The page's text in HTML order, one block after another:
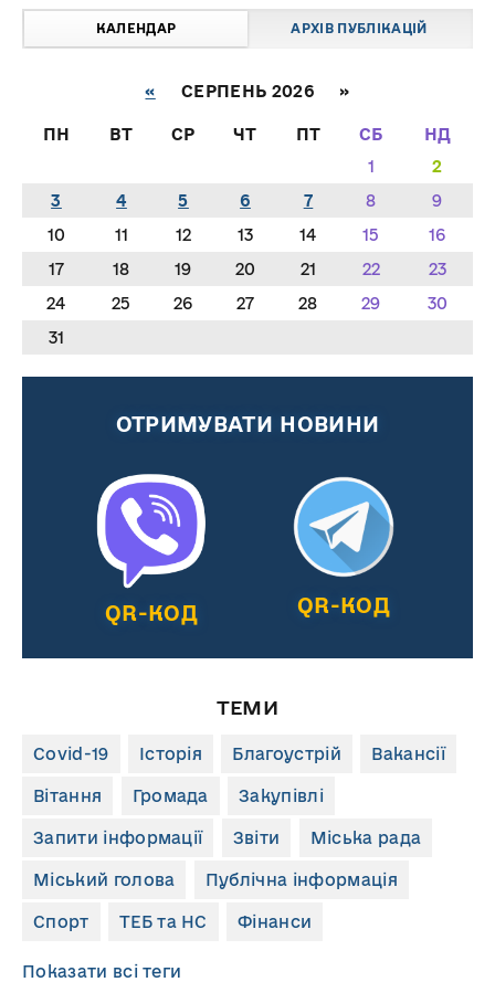
КАЛЕНДАР АРХІВ ПУБЛІКАЦІЙ
« СЕРПЕНЬ 2026 »
ПН ВТ СР ЧТ ПТ СБ
НД
1
2
3
4 5 6 7 8
9
10
11 12 13 14 15
16
17
18 19 20 21 22
23
24
25 26 27 28 29
30
31
ОТРИМУВАТИ НОВИНИ
QR-КОД QR-КОД
ТЕМИ
Covid-19 Історія Благоустрій Вакансії
Вітання Громада Закупівлі
Запити інформації Звіти Міська рада
Міський голова Публічна інформація
Спорт ТЕБ та НС Фінанси
Показати всі теги